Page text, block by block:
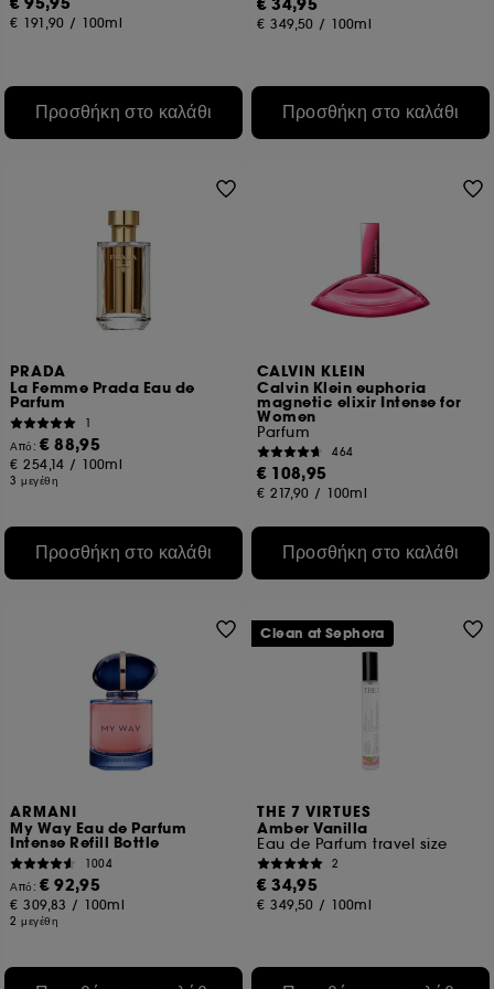
€ 191,90 / 100ml
Προσθήκη στο καλάθι
€ 34,95
€ 349,50 / 100ml
Προσθήκη στο καλάθι
PRADA
La Femme Prada Eau de
Parfum
1
Από:€ 88,95
€ 254,14 / 100ml
3 μεγέθη
Προσθήκη στο καλάθι
CALVIN KLEIN
Calvin Klein euphoria
magnetic elixir Intense for
Women
Parfum
464
€ 108,95
€ 217,90 / 100ml
Προσθήκη στο καλάθι
ARMANI
My Way Eau de Parfum
Intense Refill Bottle
1004
Από:€ 92,95
€ 309,83 / 100ml
2 μεγέθη
THE 7 VIRTUES
Amber Vanilla
Eau de Parfum travel size
2
€ 34,95
€ 349,50 / 100ml
Clean at Sephora